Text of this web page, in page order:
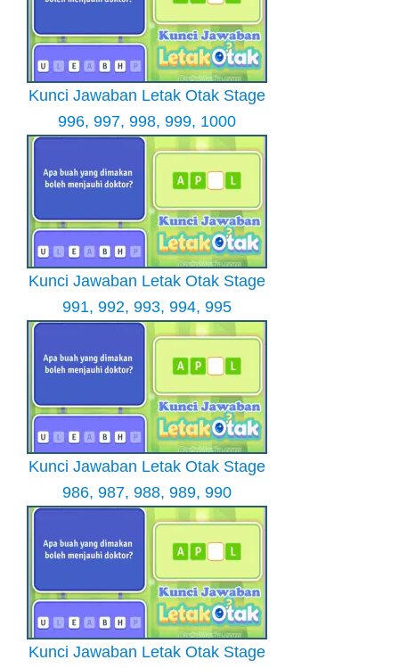
Kunci Jawaban Letak Otak Stage
996, 997, 998, 999, 1000
Kunci Jawaban Letak Otak Stage
991, 992, 993, 994, 995
Kunci Jawaban Letak Otak Stage
986, 987, 988, 989, 990
Kunci Jawaban Letak Otak Stage